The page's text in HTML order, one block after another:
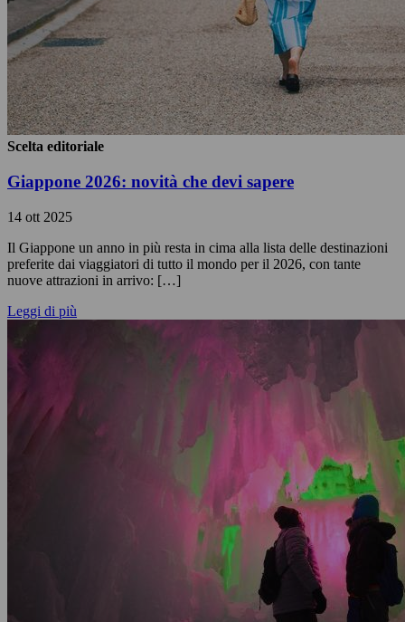
Scelta editoriale
Giappone 2026: novità che devi sapere
14 ott 2025
Il Giappone un anno in più resta in cima alla lista delle destinazioni
preferite dai viaggiatori di tutto il mondo per il 2026, con tante
nuove attrazioni in arrivo: […]
Leggi di più